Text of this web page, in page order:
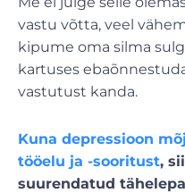
vastu võtta, veel
kipume oma silma
kartuses
vastutust kanda.
Kuna depressioon
tööelu ja -sooritust,
suurendatud